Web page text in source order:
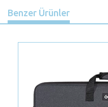
Benzer Ürünler